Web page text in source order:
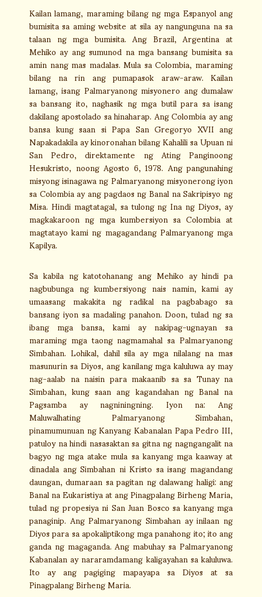
Kailan lamang, maraming bilang ng mga Espanyol ang
bumisita sa aming website at sila ay nangunguna na sa
talaan ng mga bumisita. Ang Brazil, Argentina at
Mehiko ay ang sumunod na mga bansang bumisita sa
amin nang mas madalas. Mula sa Colombia, maraming
bilang na rin ang pumapasok araw-araw. Kailan
lamang, isang Palmaryanong misyonero ang dumalaw
sa bansang ito, naghasik ng mga butil para sa isang
dakilang apostolado sa hinaharap. Ang Colombia ay ang
bansa kung saan si Papa San Gregoryo XVII ang
Napakadakila ay kinoronahan bilang Kahalili sa Upuan ni
San Pedro, direktamente ng Ating Panginoong
Hesukristo, noong Agosto 6, 1978. Ang pangunahing
misyong isinagawa ng Palmaryanong misyonerong iyon
sa Colombia ay ang pagdaos ng Banal na Sakripisyo ng
Misa. Hindi magtatagal, sa tulong ng Ina ng Diyos, ay
magkakaroon ng mga kumbersiyon sa Colombia at
magtatayo kami ng magagandang Palmaryanong mga
Kapilya.
Sa kabila ng katotohanang ang Mehiko ay hindi pa
nagbubunga ng kumbersiyong nais namin, kami ay
umaasang makakita ng radikal na pagbabago sa
bansang iyon sa madaling panahon. Doon, tulad ng sa
ibang mga bansa, kami ay nakipag-ugnayan sa
maraming mga taong nagmamahal sa Palmaryanong
Simbahan. Lohikal, dahil sila ay mga nilalang na mas
masunurin sa Diyos, ang kanilang mga kaluluwa ay may
nag-aalab na naisin para makaanib sa sa Tunay na
Simbahan, kung saan ang kagandahan ng Banal na
Pagsamba ay nagniningning. Iyon na: Ang
Maluwalhating Palmaryanong Simbahan,
pinamumunuan ng Kanyang Kabanalan Papa Pedro III,
patuloy na hindi nasasaktan sa gitna ng nagngangalit na
bagyo ng mga atake mula sa kanyang mga kaaway at
dinadala ang Simbahan ni Kristo sa isang magandang
daungan, dumaraan sa pagitan ng dalawang haligi: ang
Banal na Eukaristiya at ang Pinagpalang Birheng Maria,
tulad ng propesiya ni San Juan Bosco sa kanyang mga
panaginip. Ang Palmaryanong Simbahan ay inilaan ng
Diyos para sa apokaliptikong mga panahong ito; ito ang
ganda ng magaganda. Ang mabuhay sa Palmaryanong
Kabanalan ay nararamdamang kaligayahan sa kaluluwa.
Ito ay ang pagiging mapayapa sa Diyos at sa
Pinagpalang Birheng Maria.